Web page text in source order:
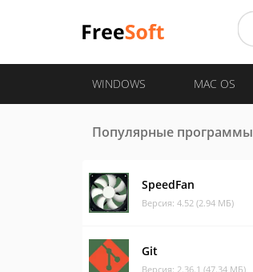
WINDOWS MAC OS
Популярные программы
SpeedFan
Версия: 4.52 (2.94 МБ)
Git
Версия: 2.36.1 (47.34 МБ)